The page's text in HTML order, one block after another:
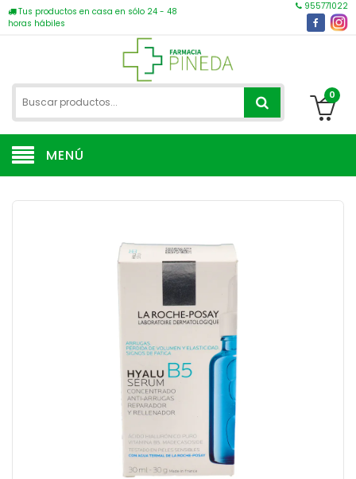
Tus productos en casa en sólo 24 - 48
horas hábiles
955771022
0
MENÚ